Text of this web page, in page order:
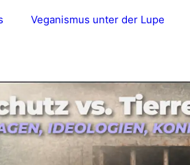
Veganismus unter der Lupe